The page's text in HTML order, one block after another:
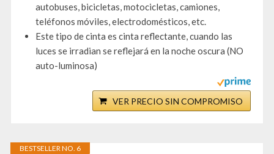
autobuses, bicicletas, motocicletas, camiones,
teléfonos móviles, electrodomésticos, etc.
Este tipo de cinta es cinta reflectante, cuando las
luces se irradian se reflejará en la noche oscura (NO
auto-luminosa)
VER PRECIO SIN COMPROMISO
BESTSELLER NO. 6